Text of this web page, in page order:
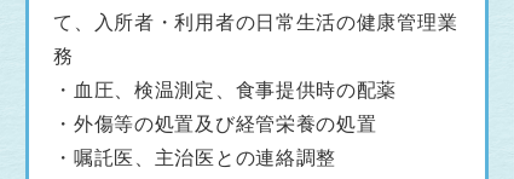
て、入所者・利用者の日常生活の健康管理業
務
・血圧、検温測定、食事提供時の配薬
・外傷等の処置及び経管栄養の処置
・嘱託医、主治医との連絡調整